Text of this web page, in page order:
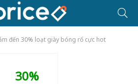
đến 30% loạt giày bóng rổ cực hot
30%